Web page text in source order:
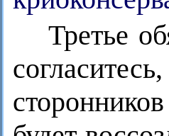
Третье